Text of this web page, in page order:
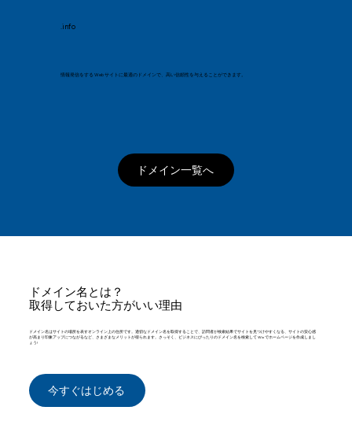
ドメイン名とは？
取得しておいた方がいい理由
ドメイン名はサイトの場所を表すオンライン上の住所です。適切なドメイン名を取得することで、訪問者が検索結果でサイトを見つけやすくなる、サイトの安心感
が高まり印象アップにつながるなど、さまざまなメリットが得られます。さっそく、ビジネスにぴったりのドメイン名を検索して Wix でホームページを作成しまし
ょう!
今すぐはじめる
.info
情報発信をする Web サイトに最適のドメインで、高い信頼性を与えることができます。
ドメイン一覧へ